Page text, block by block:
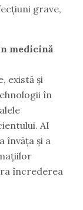
grave,
medicină
există și
în
AI
învăța și a
încrederea